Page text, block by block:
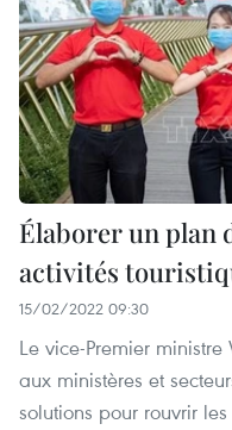
Élaborer un plan
activités
15/02/2022 09:30
Le vice-Premier
aux ministères et
solutions pour rouvrir